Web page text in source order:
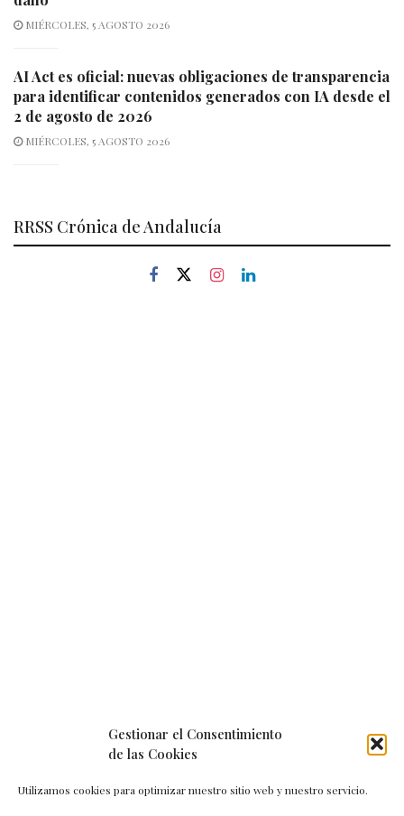
Gestionar el Consentimiento
de las Cookies
Utilizamos cookies para optimizar nuestro sitio web y nuestro servicio.
MIÉRCOLES, 5 AGOSTO 2026
AI Act es oficial: nuevas obligaciones de transparencia
para identificar contenidos generados con IA desde el
2 de agosto de 2026
MIÉRCOLES, 5 AGOSTO 2026
RRSS Crónica de Andalucía